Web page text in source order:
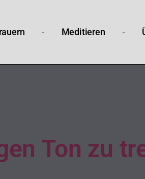
Meditieren
Ton zu